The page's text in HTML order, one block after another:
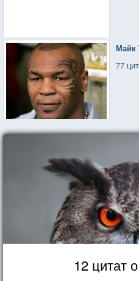
Майк
77
12 цитат